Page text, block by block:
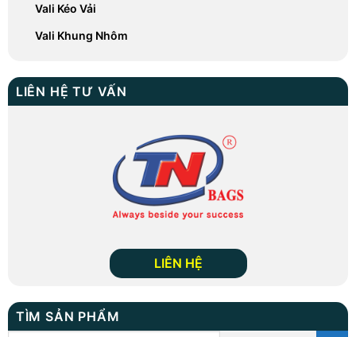
Vali Kéo Vải
Vali Khung Nhôm
LIÊN HỆ TƯ VẤN
LIÊN HỆ
TÌM SẢN PHẨM